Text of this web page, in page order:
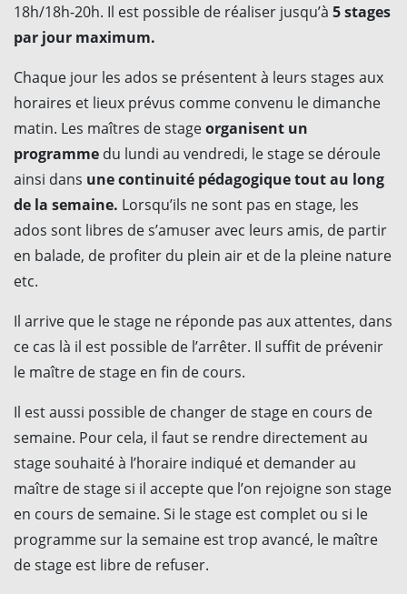
18h/18h-20h. Il est possible de réaliser jusqu’à 5 stages
par jour maximum.
Chaque jour les ados se présentent à leurs stages aux
horaires et lieux prévus comme convenu le dimanche
matin. Les maîtres de stageorganisent un
programme du lundi au vendredi, le stage se déroule
ainsi dans une continuité pédagogique tout au long
de la semaine. Lorsqu’ils ne sont pas en stage, les
ados sont libres de s’amuser avec leurs amis, de partir
en balade, de profiter du plein air et de la pleine nature
etc.
Il arrive que le stage ne réponde pas aux attentes, dans
ce cas là il est possible de l’arrêter. Il suffit de prévenir
le maître de stage en fin de cours.
Il est aussi possible de changer de stage en cours de
semaine. Pour cela, il faut se rendre directement au
stage souhaité à l’horaire indiqué et demander au
maître de stage si il accepte que l’on rejoigne son stage
en cours de semaine. Si le stage est complet ou si le
programme sur la semaine est trop avancé, le maître
de stage est libre de refuser.